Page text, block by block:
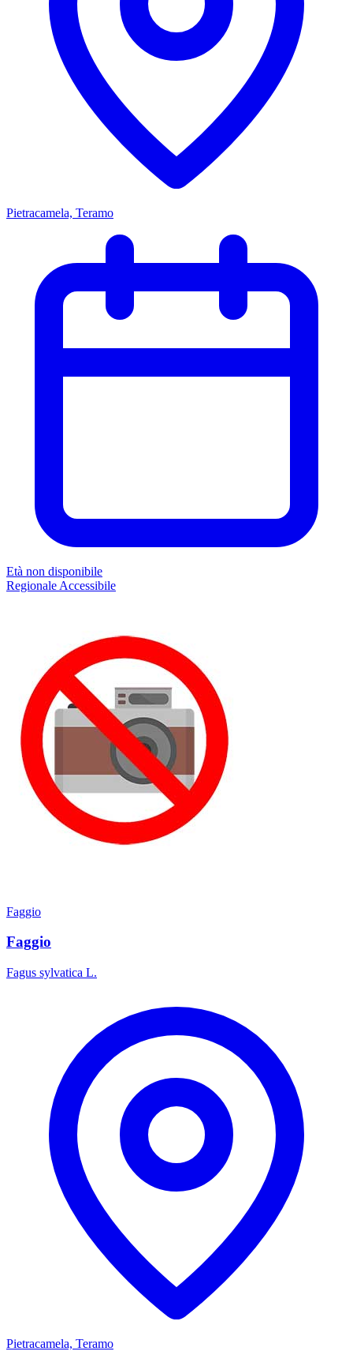
Pietracamela, Teramo
Età non disponibile
Regionale Accessibile
Faggio
Faggio
Fagus sylvatica L.
Pietracamela, Teramo